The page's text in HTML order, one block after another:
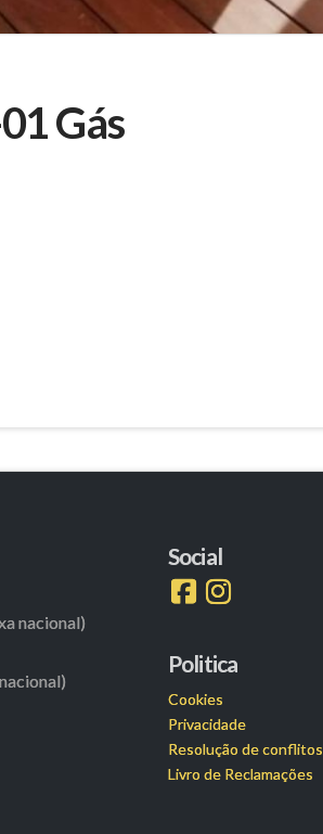
Gás
nacional)
Social
Politica
Cookies
Privacidade
Resolução de conflitos
Livro de Reclamações